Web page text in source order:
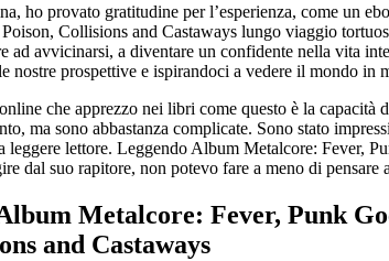
ho provato gratitudine per l’esperienza, come un
Collisions and Castaways lungo viaggio
ad avvicinarsi, a diventare un confidente nella vita
nostre prospettive e ispirandoci a vedere il mondo in
che apprezzo nei libri come questo è la capacità
ma sono abbastanza complicate. Sono stato
leggere lettore. Leggendo Album Metalcore: Fever,
dal suo rapitore, non potevo fare a meno di
Metalcore: Fever, Punk
and Castaways